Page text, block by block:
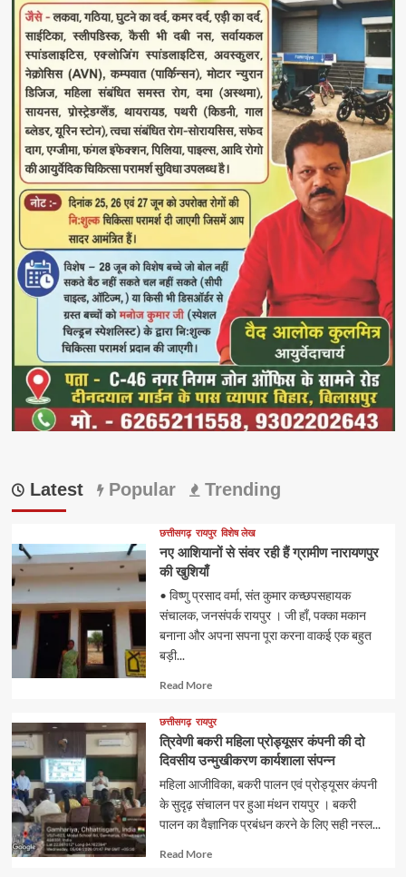
Latest Popular Trending
छत्तीसगढ़ रायपुर विशेष लेख
नए आशियानों से संवर रही हैं ग्रामीण नारायणपुर
की खुशियाँ
• विष्णु प्रसाद वर्मा, संत कुमार कच्छपसहायक
संचालक, जनसंपर्क रायपुर । जी हाँ, पक्का मकान
बनाना और अपना सपना पूरा करना वाकई एक बहुत
बड़ी...
Read MoreRead
about
छत्तीसगढ़ रायपुर
त्रिवेणी बकरी महिला प्रोड्यूसर कंपनी की दो
दिवसीय उन्मुखीकरण कार्यशाला संपन्न
महिला आजीविका, बकरी पालन एवं प्रोड्यूसर कंपनी
के सुदृढ़ संचालन पर हुआ मंथन रायपुर । बकरी
पालन का वैज्ञानिक प्रबंधन करने के लिए सही नस्ल...
Read MoreRead